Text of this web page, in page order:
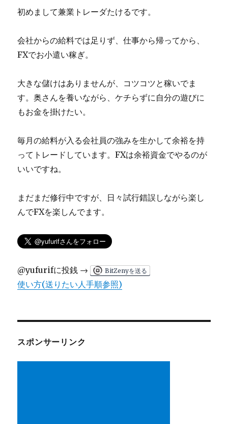
よ
暇
明
け
替
は
ど
う
か
に
初めまして兼業トレーダたけるです。
会社からの給料では足りず、仕事から帰ってから、
FXでお小遣い稼ぎ。
大きな儲けはありませんが、コツコツと稼いでま
す。奥さんを養いながら、ケチらずに自分の遊びに
もお金を掛けたい。
毎月の給料が入る会社員の強みを生かして余裕を持
ってトレードしています。FXは余裕資金でやるのが
いいですね。
まだまだ修行中ですが、日々試行錯誤しながら楽し
んでFXを楽しんでます。
@yufurifに投銭 → BitZenyを送る
使い方(送りたい人手順参照)
スポンサーリンク